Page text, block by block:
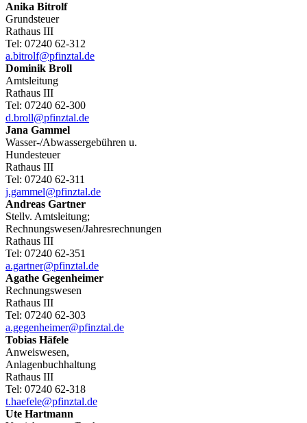
Anika Bitrolf
Grundsteuer
Rathaus III
Tel: 07240 62-312
a.bitrolf@pfinztal.de
Dominik Broll
Amtsleitung
Rathaus III
Tel: 07240 62-300
d.broll@pfinztal.de
Jana Gammel
Wasser-/Abwassergebühren u.
Hundesteuer
Rathaus III
Tel: 07240 62-311
j.gammel@pfinztal.de
Andreas Gartner
Stellv. Amtsleitung;
Rechnungswesen/Jahresrechnungen
Rathaus III
Tel: 07240 62-351
a.gartner@pfinztal.de
Agathe Gegenheimer
Rechnungswesen
Rathaus III
Tel: 07240 62-303
a.gegenheimer@pfinztal.de
Tobias Häfele
Anweiswesen,
Anlagenbuchhaltung
Rathaus III
Tel: 07240 62-318
t.haefele@pfinztal.de
Ute Hartmann